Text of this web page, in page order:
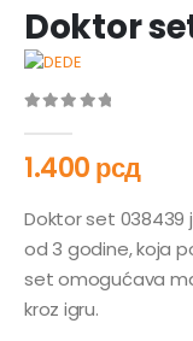
Doktor
1.400рсд
Doktor set
od 3 godine, koja
set omogućava
kroz igru.